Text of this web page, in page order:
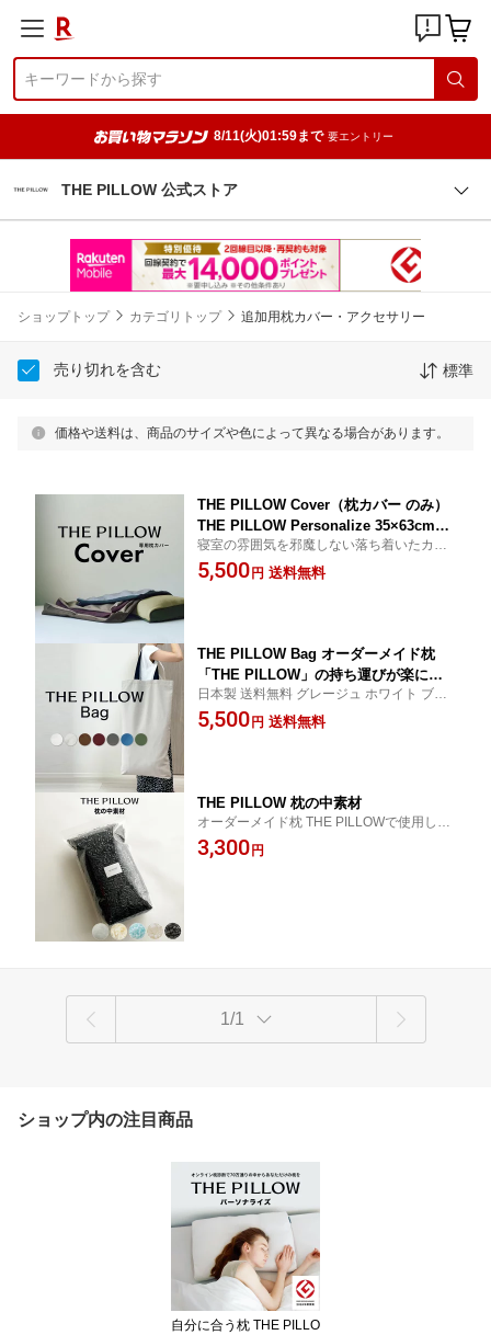
8/11(火)01:59まで 要エントリー
THE PILLOW 公式ストア
ショップトップ カテゴリトップ 追加用枕カバー・アクセサリー
売り切れを含む 標準
価格や送料は、商品のサイズや色によって異なる場合があります。
THE PILLOW Cover（枕カバー のみ）
THE PILLOW Personalize 35×63cm対
応 43×63cm対応 枕カバー 安眠 を誘う
優しい 肌触り と、高級感のあるスタイ
製
寝室の雰囲気を邪魔しない落ち着いたカラ
ー 家庭の 洗濯機 で 洗濯 可能 サイズ まく
らカバー 柔らかい 触り心地 ニット生地 帆
5,500円 送料無料
THE PILLOW Bag オーダーメイド枕
「THE PILLOW」の持ち運びが楽にな
る専用バッグ 出張 や 旅行 など、どこ
へでも 持ち運び たい方に おすすめ ト
動
日本製 送料無料 グレージュ ホワイト ブラ
ウン ボルドー チャコール ブルー カーキ 綿
100％ アウトドア キャンプ 縦長 無地 人気
5,500円 送料無料
THE PILLOW 枕の中素材
オーダーメイド枕 THE PILLOWで使用して
いる中素材 セルフメンテナンス ご自宅で調
整可能
3,300円
1/1
ショップ内の注目商品
自分に合う枕 THE PILLO